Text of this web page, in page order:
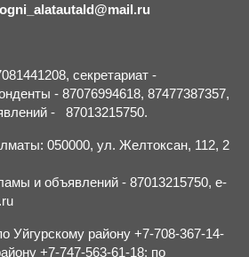
секретариат -
- 87076994618, 87477387357,
- 87013215750.
050000, ул. Желтоксан, 112, 2
и объявлений - 87013215750, e-
Уйгурскому району +7-708-367-14-
+7-747-563-61-18; по